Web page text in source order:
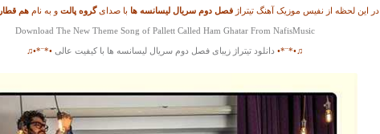
در این لحظه از نفیس موزیک آهنگ تیتراژ فصل دوم سریال لیسانسه ها با صدایگروه پالت و به نام هم قطار
Download The New Theme Song of Pallett Called Ham Ghatar From NafisMusic
♫•*¨*• دانلود تیتراژ زیبای فصل دوم سریال لیسانسه ها با کیفیت عالی •*¨*•♫